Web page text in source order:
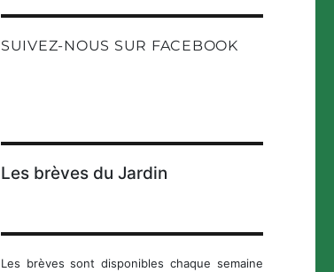
SUIVEZ-NOUS SUR FACEBOOK
Les brèves du Jardin
Les brèves sont disponibles chaque semaine